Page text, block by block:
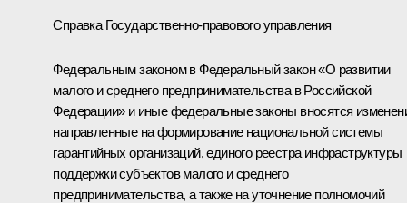
Справка Государственно-правового управления
Федеральным законом в Федеральный закон «О развитии
малого и среднего предпринимательства в Российской
Федерации» и иные федеральные законы вносятся
направленные на формирование национальной системы
гарантийных организаций, единого реестра инфраструктуры
поддержки субъектов малого и среднего
предпринимательства, а также на уточнение полномочий